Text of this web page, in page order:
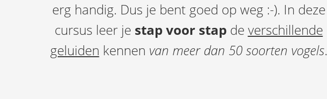
erg handig. Dus je bent goed op weg :-). In deze
cursus leer je stap voor stapde verschillende
geluiden kennen van meer dan 50 soorten vogels.